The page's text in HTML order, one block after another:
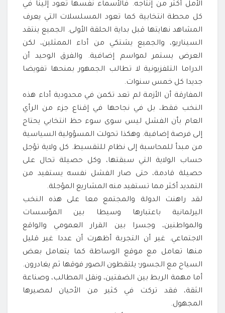
الأمل أكثر من إنتاجه. فالأسماء نفسها تعود إلينا في
كل محطة انتخابية كما تعود المسلسلات التي يعرف
المشاهد نهايتها قبل بداية الحلقة الأولى. الجميع ينتقد
السيناريو، والجميع يشتكي من أداء الممثلين، لكن
العرض يستمر لمواسم إضافية. والفرق الوحيد أن
الدراما التلفزيونية لا تطالب الجمهور بمنحها تفويضا
جديدا كل خمس سنوات.
المفارقة أن الأزمة لم تعد تكمن في محدودية أداء هذه
النخب فقط، بل في نجاحها في إقناع جزء من الرأي
العام بأن الفشل ليس سوى سوء حظ انتخابي يحتاج
إلى فرصة إضافية. وهكذا تحولت المسؤولية السياسية
من مبدأ للمحاسبة إلى نظام للتقسيط. كل ولاية تؤجل
حساب الولاية التي سبقتها، وكل حصيلة تحال على
حصيلة قادمة، حتى صار الفشل نفسه يستفيد من
التمديد أكثر مما تستفيد منه المشاريع المؤجلة.
لقد راهنت الدولة والمجتمع معا على هذه النخب
اليرلمانية باعتبارها وسيطا بين المؤسسات
والمواطنين، وجسرا بين القرار العمومي والواقع
الاجتماعي. غير أن التجربة أظهرت أن عددا غير قليل
منها تعامل مع موقع الوساطة كما يتعامل بعض
السياح مع الجسور؛ يلتقطون الصور فوقها ثم يغادرون.
أما مهمة الربط بين الضفتين، ونقل المطالب، وصناعة
الثقة، فقد تركت في كثير من الأحيان لمصيرها
المجهول.